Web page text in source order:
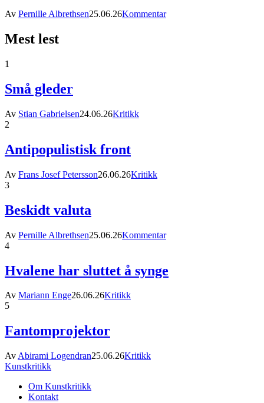
Av Pernille Albrethsen25.06.26Kommentar
Mest lest
1
Små gleder
Av Stian Gabrielsen24.06.26Kritikk
2
Antipopulistisk front
Av Frans Josef Petersson26.06.26Kritikk
3
Beskidt valuta
Av Pernille Albrethsen25.06.26Kommentar
4
Hvalene har sluttet å synge
Av Mariann Enge26.06.26Kritikk
5
Fantomprojektor
Av Abirami Logendran25.06.26Kritikk
Kunstkritikk
Om Kunstkritikk
Kontakt